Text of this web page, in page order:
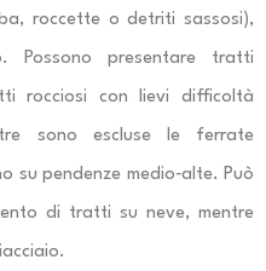
roccette o detriti sassosi),
Possono presentare tratti
rocciosi con lievi difficoltà
sono escluse le ferrate
su pendenze medio‐alte. Può
di tratti su neve, mentre